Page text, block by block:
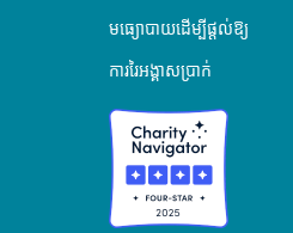
មធ្យោបាយដើម្បីផ្តល់ឱ្យ
ការរៃអង្គាសប្រាក់